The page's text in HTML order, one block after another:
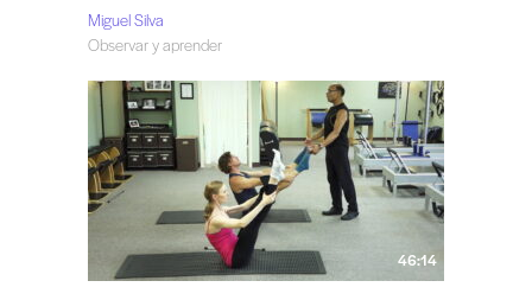
Miguel Silva
Observar y aprender
46:14